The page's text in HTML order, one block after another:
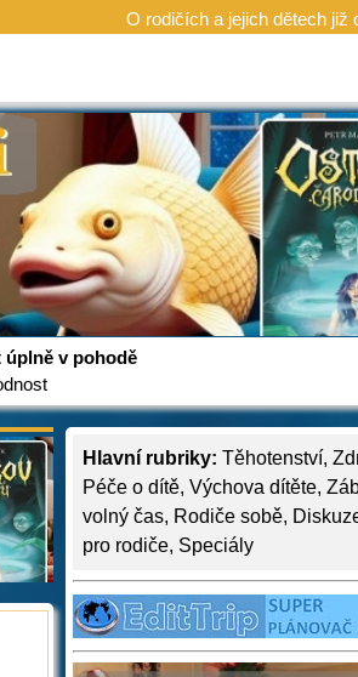
O rodičích a jejich dětech již
úplně v pohodě
Hlavní rubriky: Těhotenství,
Péče o dítě, Výchova dítěte,
volný čas, Rodiče sobě,
pro rodiče, Speciály